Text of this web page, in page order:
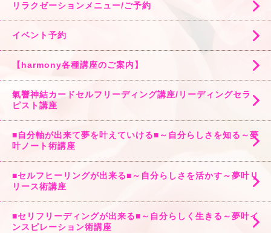
リラクゼーションメニュー/ご予約
イベント予約
【harmony各種講座のご案内】
氣響神結カードセルフリーディング講座/リーディングセラ
ピスト講座
■自分軸が出来て夢を叶えていける■～自分らしさを知る～夢
叶ノート術講座
■セルフヒーリングが出来る■～自分らしさを活かす～夢叶リ
リース術講座
■セリフリーディングが出来る■～自分らしく生きる～夢叶イ
ンスピレーション術講座